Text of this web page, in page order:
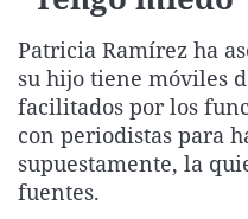
Patricia Ramírez ha
su hijo tiene móviles
facilitados por los
con periodistas para
supuestamente, la
fuentes.